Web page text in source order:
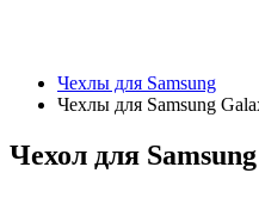
Чехлы для Samsung
Чехлы для Samsung
Чехол для